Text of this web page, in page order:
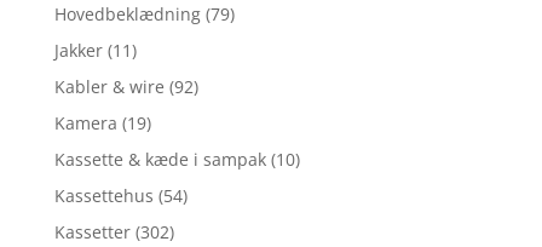
Hovedbeklædning (79)
Jakker (11)
Kabler & wire (92)
Kamera (19)
Kassette & kæde i sampak (10)
Kassettehus (54)
Kassetter (302)